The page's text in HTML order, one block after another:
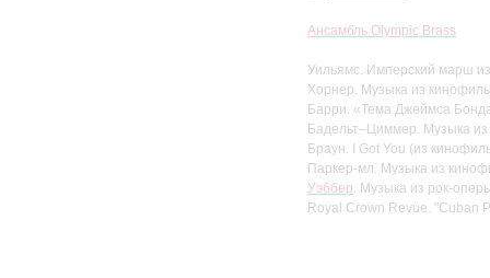
Ансамбль Olympic Brass
Уильямс. Имперский марш
Хорнер. Музыка из
Барри. «Тема Джеймса
Бадельт–Циммер. Музыка
Браун. I Got You (из
Паркер-мл. Музыка из
Уэббер. Музыка из рок-
Royal Crown Revue. "Cuban